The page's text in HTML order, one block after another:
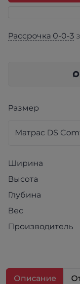
Рассрочка 0-0-3
Размер
Ширина
Высота
Глубина
Вес
Производитель
Описание